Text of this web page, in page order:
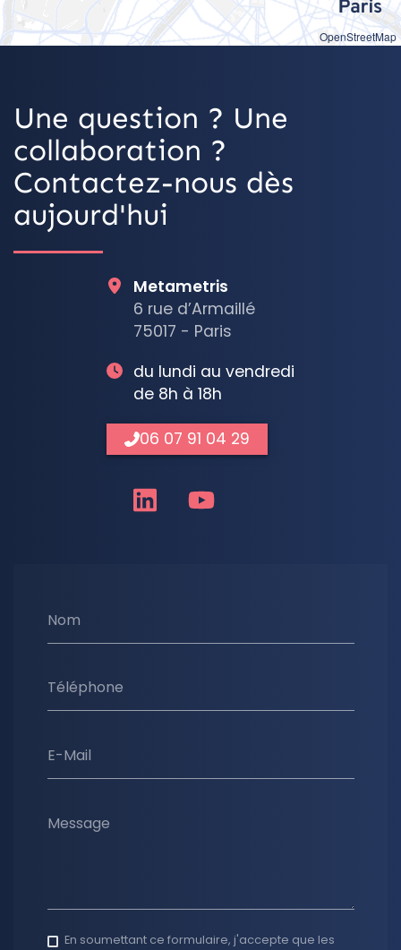
OpenStreetMap
Une question ? Une
collaboration ?
Contactez-nous dès
aujourd'hui
Nom
Téléphone
E-Mail
Message
En soumettant ce formulaire, j'accepte que les
Metametris
6 rue d’Armaillé
75017 - Paris
du lundi au vendredi
de 8h à 18h
06 07 91 04 29